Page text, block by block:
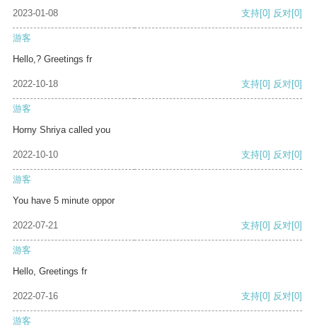
2023-01-08 支持[0] 反对[0]
游客
Hello,? Greetings fr
2022-10-18 支持[0] 反对[0]
游客
Horny Shriya called you
2022-10-10 支持[0] 反对[0]
游客
You have 5 minute oppor
2022-07-21 支持[0] 反对[0]
游客
Hello, Greetings fr
2022-07-16 支持[0] 反对[0]
游客